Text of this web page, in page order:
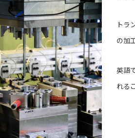
トラ
の加
英語
れる